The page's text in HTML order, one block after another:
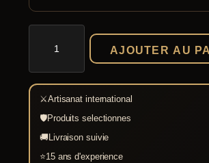
quantité
Cuirasse
bronze
AJOUTER AU
⚔Artisanat international
🛡Produits selectionnes
🚚Livraison suivie
⭐15 ans d'experience